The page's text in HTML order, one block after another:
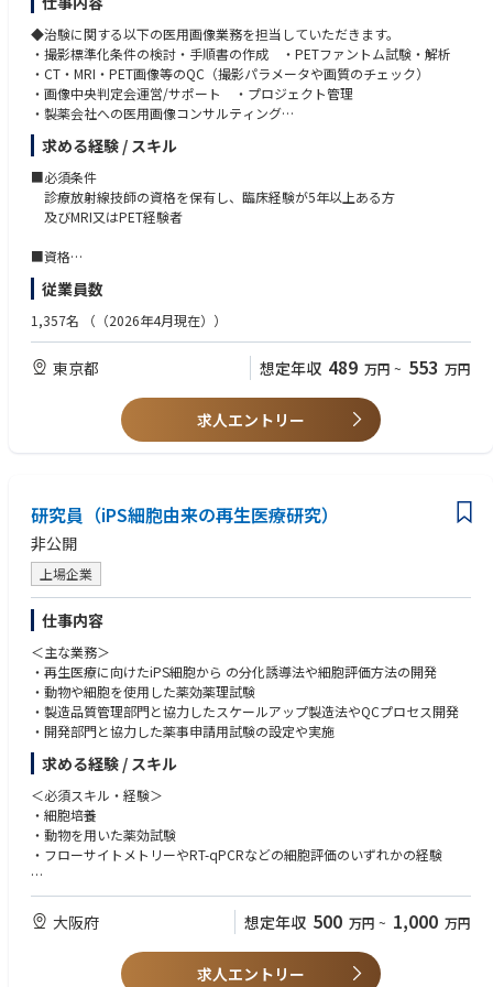
のリモートホットラインサポートを提供する歯科機器と DS Core クラウド
プラットフォーム間の接続トラブルを診断・解決する
・CEREC を含む臨床ワークフローやアプリケーション操作の案内を行
い、DS Core Care サービス契約手続きもサポートする
・CAD/CAM、DS Core および関連サービスと連携するバックオフィスアプ
リケーションの設定・管理を支援する
・新規ユーザーへのオンボーディング、未解決案件のフォローアップ、機
能活用の促進など、アウトバウンドでのサポートを行う
・利用状況から課題を把握し、適切なアドバイスを提供することで、ユー
ザーのCAD/CAM、DS Core 活用度向上に貢献する
・発生頻度の高い問題を記録・エスカレーションし、プラットフォーム改
善、クレーム管理、ナレッジベース拡充に寄与する
・プロダクトチームやエンジニアリングチームと連携し、顧客からのフィ
ードバックや技術的知見を共有する
・迅速かつ効果的なサポートを通じて、高い顧客満足度を維持する
続的に向上させる
・CAD/CAM、DS Core の新規ユーザーを対象としたオンボーディングおよ
び教育活動に参加する
・SOP に基づき、すべてのお客様対応を CRM システムへ正確に記録する
※上記以外にも、関連する追加業務を状況に応じて担当する場合がありま
独り立ちまでは、現場の雰囲気や顧客対応、歯科診療業務フローを理解す
るために、経験やスキルに応じて半年～1年程度、現場メンバーに同行し
て実地経験を積んでいただきます。
◆治験に関する以下の医用画像業務を担当していただきます。
・撮影標準化条件の検討・手順書の作成 ・PETファントム試験・解析
・CT・MRI・PET画像等のQC（撮影パラメータや画質のチェック）
・画像中央判定会運営/サポート ・プロジェクト管理
・製薬会社への医用画像コンサルティング
＜魅力＞
・CROで数少ない医用画像業務の部門でスペシャリストとして活躍ができ
ます
・当社の医用画像部は実力があれば評価される環境です
だいています。（未経験枠）
求める経験 / スキル
■必須条件
診療放射線技師の資格を保有し、臨床経験が5年以上ある方
及びMRI又はPET経験者
■資格
・診療放射線技師 必須
従業員数
1,357名 （（2026年4月現在））
東京都 想定年収 489 万円 ~ 553 万円
求人エントリー
研究員（iPS細胞由来の再生医療研究）
非公開
上場企業
仕事内容
＜主な業務＞
‧再生医療に向けたiPS細胞から の分化誘導法や細胞評価方法の開発
‧動物や細胞を使用した薬効薬理試験
‧製造品質管理部門と協力したスケールアップ製造法やQCプロセス開発
‧開発部門と協力した薬事申請用試験の設定や実施
求める経験 / スキル
＜必須スキル‧経験＞
・細胞培養
・動物を用いた薬効試験
・フローサイトメトリーやRT-qPCRなどの細胞評価のいずれかの経験
＜歓迎スキル‧経験＞
・バイオ医薬品のCMC経験
・薬事申請用書類作成
・CPC等での臨床用細胞製造
・外科的処置による病態モデル作成や移植
大阪府 想定年収 500 万円 ~ 1,000 万円
求人エントリー